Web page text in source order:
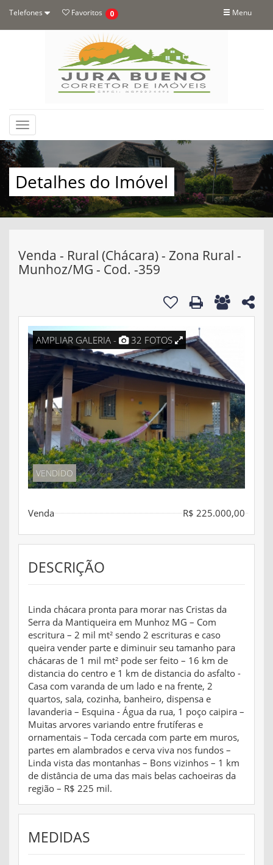
Telefones Favoritos 0 Menu
Toggle
navigation
Detalhes do Imóvel
Venda - Rural (Chácara) - Zona Rural -
Munhoz/MG - Cod. -359
AMPLIAR GALERIA - 32 FOTOS
VENDIDO
Venda R$ 225.000,00
DESCRIÇÃO
Linda chácara pronta para morar nas Cristas da
Serra da Mantiqueira em Munhoz MG – Com
escritura – 2 mil mt² sendo 2 escrituras e caso
queira vender parte e diminuir seu tamanho para
chácaras de 1 mil mt² pode ser feito – 16 km de
distancia do centro e 1 km de distancia do asfalto -
Casa com varanda de um lado e na frente, 2
quartos, sala, cozinha, banheiro, dispensa e
lavanderia – Esquina - Água da rua, 1 poço caipira –
Muitas arvores variando entre frutíferas e
ornamentais – Toda cercada com parte em muros,
partes em alambrados e cerva viva nos fundos –
Linda vista das montanhas – Bons vizinhos – 1 km
de distância de uma das mais belas cachoeiras da
região – R$ 225 mil.
MEDIDAS